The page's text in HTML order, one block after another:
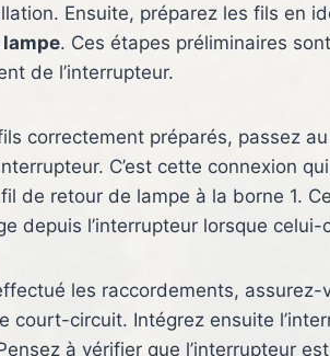
Ensuite, préparez les fils en
. Ces étapes préliminaires
de l’interrupteur.
correctement préparés, passez au
C’est cette connexion
de retour de lampe à la borne 1.
depuis l’interrupteur lorsque celui-
les raccordements,
court-circuit. Intégrez ensuite
à vérifier que l’interrupteur